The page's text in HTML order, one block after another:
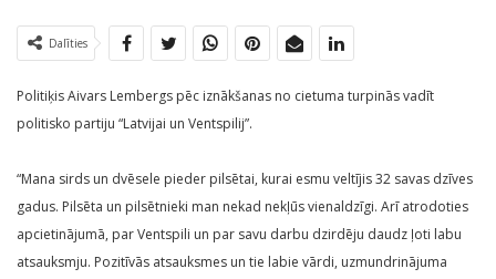
Dalīties
Politiķis Aivars Lembergs pēc iznākšanas no cietuma turpinās vadīt
politisko partiju “Latvijai un Ventspilij”.
“Mana sirds un dvēsele pieder pilsētai, kurai esmu veltījis 32 savas dzīves
gadus. Pilsēta un pilsētnieki man nekad nekļūs vienaldzīgi. Arī atrodoties
apcietinājumā, par Ventspili un par savu darbu dzirdēju daudz ļoti labu
atsauksmju. Pozitīvās atsauksmes un tie labie vārdi, uzmundrinājuma